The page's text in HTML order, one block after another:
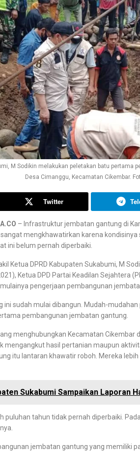
M Sodikin melakukan peletakan batu pertama
Desa Cimanggu, Kecamatan Cikembar.
Twitter
– Infrastruktur jembatan gantung di
mengkhawatirkan karena
ini belum pernah diperbaiki.
Ketua DPRD Kabupaten Sukabumi, M
Ketua DPD Partai Keadilan Sejahtera
pengerjaan pembangunan
sudah mulai dibangun. Mudah-mudahan
pembangunan jembatan gantung.
menghubungkan Kecamatan Cikembar
mengangkut hasil pertanian maupun
itu lantaran khawatir roboh. Mereka
Sukabumi Sampaikan Laporan
puluhan tahun tidak pernah diperbaiki.
jembatan gantung yang memiliki